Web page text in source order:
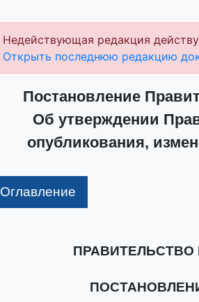
Недействующая редакция
Открыть последнюю редакцию
Постановление
Об утверждении
опубликования,
Оглавление